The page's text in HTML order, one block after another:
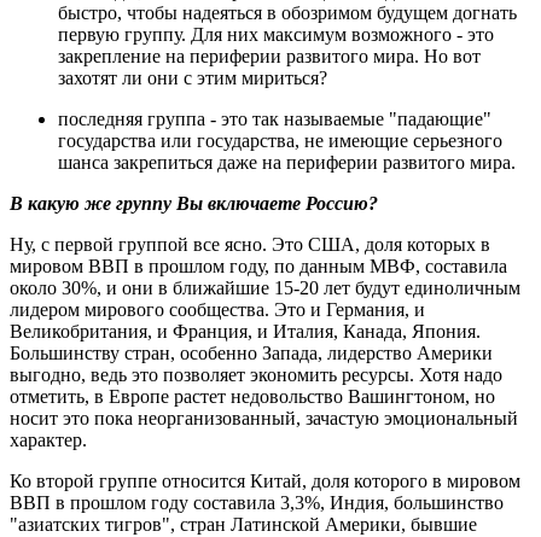
быстро, чтобы надеяться в обозримом будущем догнать
первую группу. Для них максимум возможного - это
закрепление на периферии развитого мира. Но вот
захотят ли они с этим мириться?
последняя группа - это так называемые "падающие"
государства или государства, не имеющие серьезного
шанса закрепиться даже на периферии развитого мира.
В какую же группу Вы включаете Россию?
Ну, с первой группой все ясно. Это США, доля которых в
мировом ВВП в прошлом году, по данным МВФ, составила
около 30%, и они в ближайшие 15-20 лет будут единоличным
лидером мирового сообщества. Это и Германия, и
Великобритания, и Франция, и Италия, Канада, Япония.
Большинству стран, особенно Запада, лидерство Америки
выгодно, ведь это позволяет экономить ресурсы. Хотя надо
отметить, в Европе растет недовольство Вашингтоном, но
носит это пока неорганизованный, зачастую эмоциональный
характер.
Ко второй группе относится Китай, доля которого в мировом
ВВП в прошлом году составила 3,3%, Индия, большинство
"азиатских тигров", стран Латинской Америки, бывшие